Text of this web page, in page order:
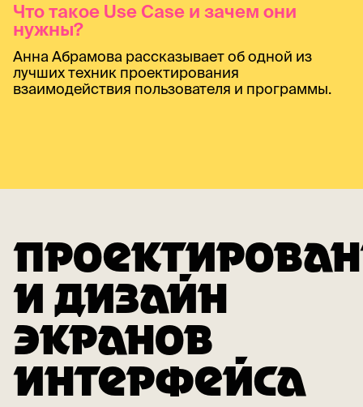
И ДИЗАЙН
ЭКРАНОВ
ИНТЕРФЕЙСА
Что такое Use Case и зачем они
нужны?
Анна Абрамова рассказывает об одной из
лучших техник проектирования
взаимодействия пользователя и программы.